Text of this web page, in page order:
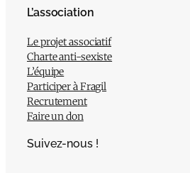
L’association
Le projet associatif
Charte anti-sexiste
L’équipe
Participer à Fragil
Recrutement
Faire un don
Suivez-nous !